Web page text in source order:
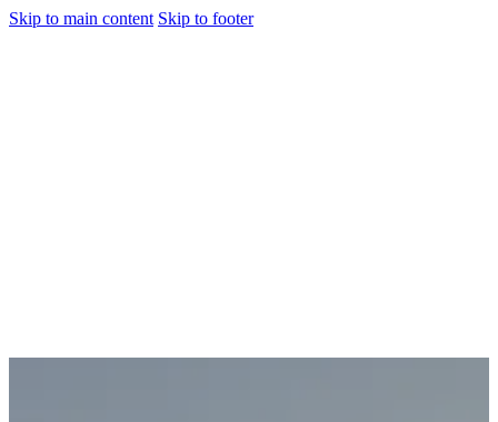
Skip to main content Skip to footer